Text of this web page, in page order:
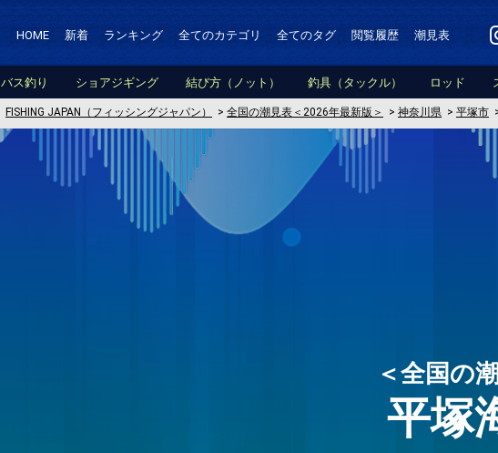
HOME 新着 ランキング 全てのカテゴリ 全てのタグ 閲覧履歴 潮見表
バス釣り ショアジギング 結び方（ノット） 釣具（タックル） ロッド
FISHING JAPAN（フィッシングジャパン） > 全国の潮見表＜2026年最新版＞ > 神奈川県 > 平塚市
＜全国の
平塚